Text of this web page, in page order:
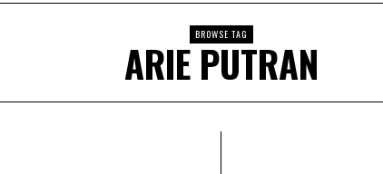
BROWSE TAG
ARIE PUTRAN